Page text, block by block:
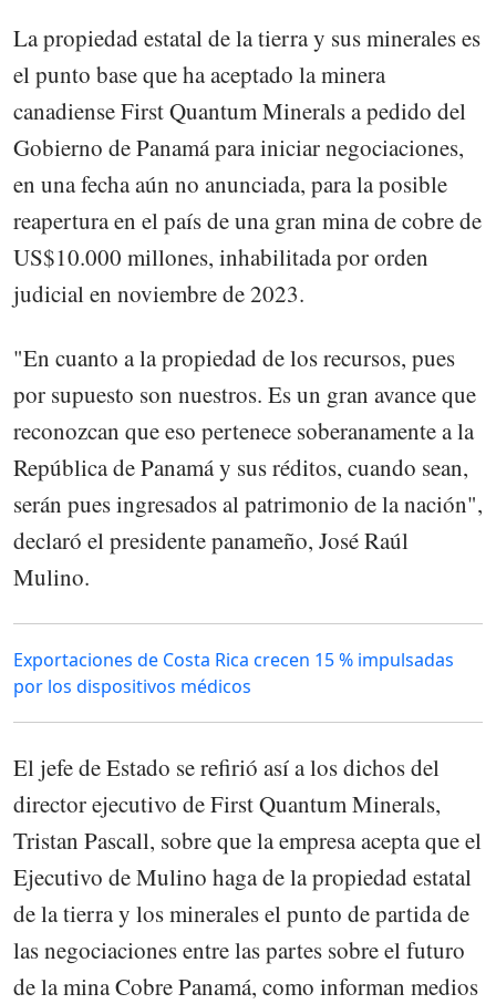
La propiedad estatal de la tierra y sus minerales es
el punto base que ha aceptado la minera
canadiense First Quantum Minerals a pedido del
Gobierno de Panamá para iniciar negociaciones,
en una fecha aún no anunciada, para la posible
reapertura en el país de una gran mina de cobre de
US$10.000 millones, inhabilitada por orden
judicial en noviembre de 2023.
"En cuanto a la propiedad de los recursos, pues
por supuesto son nuestros. Es un gran avance que
reconozcan que eso pertenece soberanamente a la
República de Panamá y sus réditos, cuando sean,
serán pues ingresados al patrimonio de la nación",
declaró el presidente panameño, José Raúl
Mulino.
Exportaciones de Costa Rica crecen 15 % impulsadas
por los dispositivos médicos
El jefe de Estado se refirió así a los dichos del
director ejecutivo de First Quantum Minerals,
Tristan Pascall, sobre que la empresa acepta que el
Ejecutivo de Mulino haga de la propiedad estatal
de la tierra y los minerales el punto de partida de
las negociaciones entre las partes sobre el futuro
de la mina Cobre Panamá, como informan medios